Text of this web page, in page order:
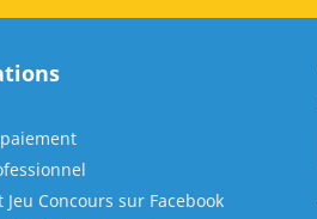
Jeu Concours sur Facebook